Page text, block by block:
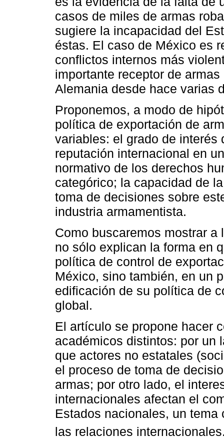
casos de miles de armas
sugiere la incapacidad del
éstas. El caso de México es
conflictos internos más
importante receptor de
Alemania desde hace varias
Proponemos, a modo de
política de exportación de
variables: el grado de interés
reputación internacional en
normativo de los derechos
categórico; la capacidad de
toma de decisiones sobre
industria armamentista.
Como buscaremos mostrar
no sólo explican la forma en
política de control de
México, sino también, en un
edificación de su política de
global.
El artículo se propone hacer
académicos distintos: por un
que actores no estatales
el proceso de toma de
armas; por otro lado, el
internacionales afectan el
Estados nacionales, un
las relaciones